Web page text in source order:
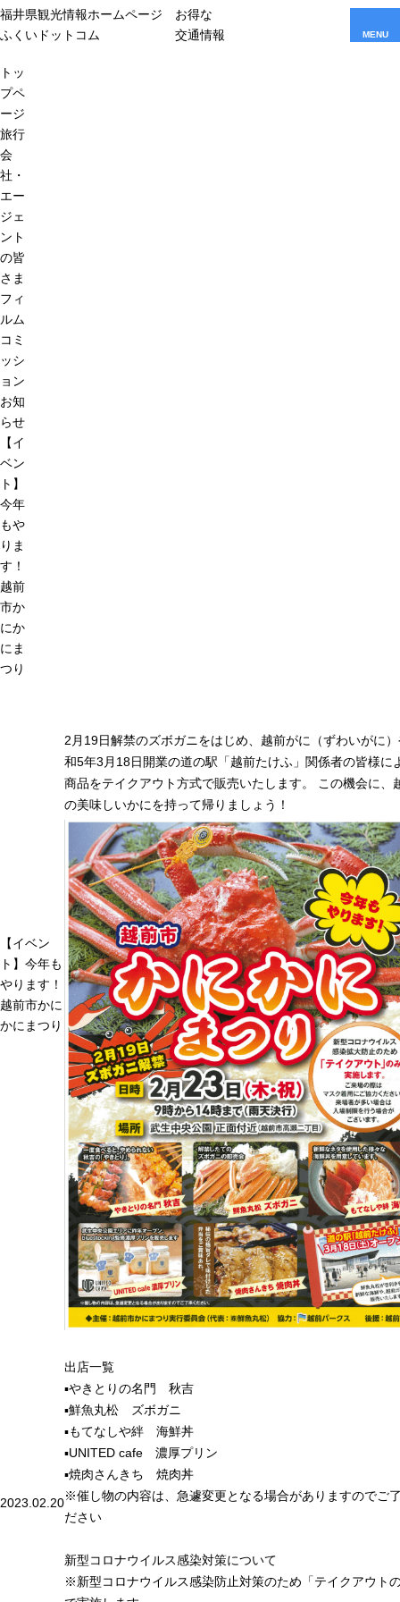
福井県観光情報ホームページ
ふくいドットコム
お得な
交通情報
MENU
トッ
プペ
ージ
旅行
会
社・
エー
ジェ
ント
の皆
さま
フィ
ルム
コミ
ッシ
ョン
お知
らせ
【イ
ベン
ト】
今年
もや
りま
す！
越前
市か
にか
にま
つり
【イベン
ト】今年も
やります！
越前市かに
かにまつり
2023.02.20
2月19日解禁のズボガニをはじめ、越前がに（ずわいがに
和5年3月18日開業の道の駅「越前たけふ」関係者の皆様に
商品をテイクアウト方式で販売いたします。 この機会に、
の美味しいかにを持って帰りましょう！
出店一覧
▪やきとりの名門 秋吉
▪鮮魚丸松 ズボガニ
▪もてなしや絆 海鮮丼
▪UNITED cafe 濃厚プリン
▪焼肉さんきち 焼肉丼
※催し物の内容は、急遽変更となる場合がありますのでご
ださい
新型コロナウイルス感染対策について
※新型コロナウイルス感染防止対策のため「テイクアウト